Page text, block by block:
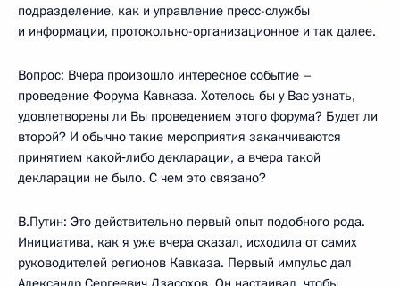
подразделение, как и управление пресс-службы
и информации, протокольно-организационное и так далее.
Вопрос: Вчера произошло интересное событие –
проведение Форума Кавказа. Хотелось бы у Вас узнать,
удовлетворены ли Вы проведением этого форума? Будет ли
второй? И обычно такие мероприятия заканчиваются
принятием какой‑либо декларации, а вчера такой
декларации не было. С чем это связано?
В.Путин: Это действительно первый опыт подобного рода.
Инициатива, как я уже вчера сказал, исходила от самих
руководителей регионов Кавказа. Первый импульс дал